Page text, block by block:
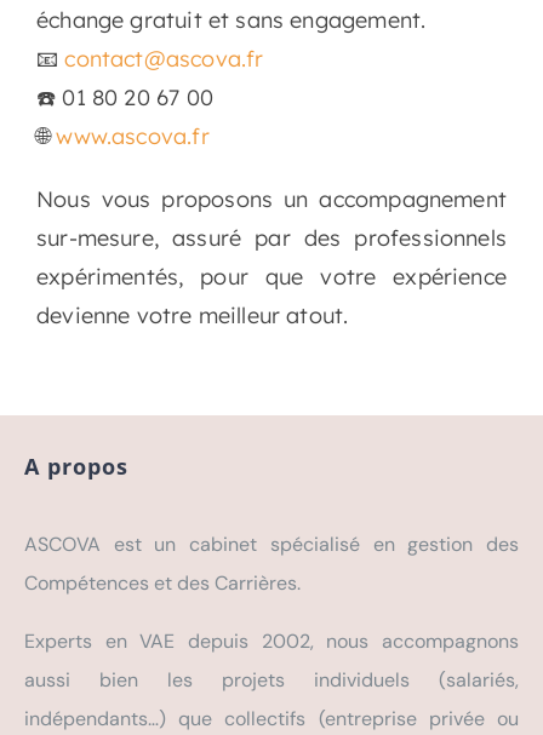
échange gratuit et sans engagement.
📧contact@ascova.fr
☎️ 01 80 20 67 00
🌐www.ascova.fr
Nous vous proposons un accompagnement
sur-mesure, assuré par des professionnels
expérimentés, pour que votre expérience
devienne votre meilleur atout.
A propos
ASCOVA est un cabinet spécialisé en gestion des
Compétences et des Carrières.
Experts en VAE depuis 2002, nous accompagnons
aussi bien les projets individuels (salariés,
indépendants…) que collectifs (entreprise privée ou